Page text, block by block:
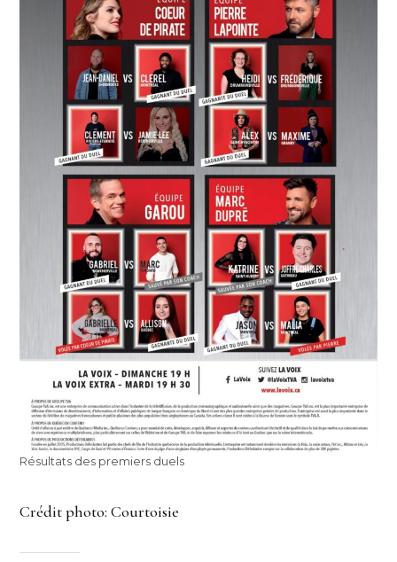
Résultats des premiers duels
Crédit photo: Courtoisie